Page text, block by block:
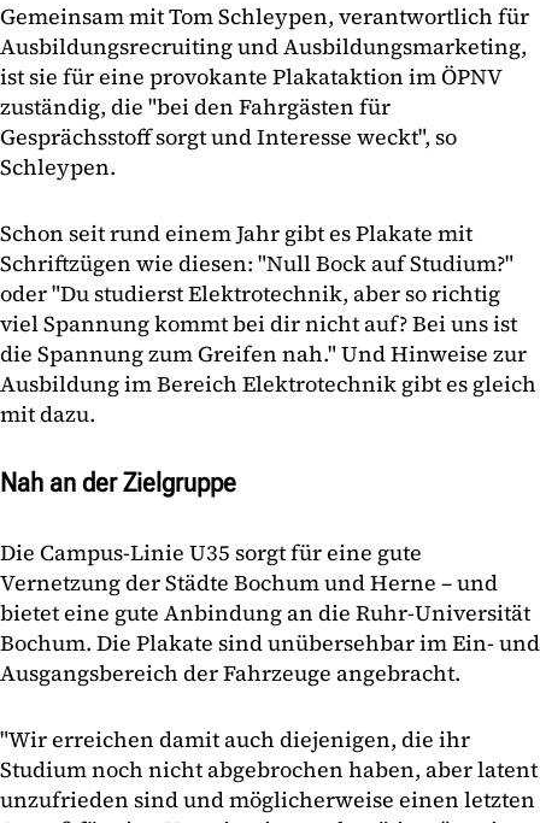
Gemeinsam mit Tom Schleypen, verantwortlich für
Ausbildungsrecruiting und Ausbildungsmarketing,
ist sie für eine provokante Plakataktion im ÖPNV
zuständig, die "bei den Fahrgästen für
Gesprächsstoff sorgt und Interesse weckt", so
Schleypen.
Schon seit rund einem Jahr gibt es Plakate mit
Schriftzügen wie diesen: "Null Bock auf Studium?"
oder "Du studierst Elektrotechnik, aber so richtig
viel Spannung kommt bei dir nicht auf? Bei uns ist
die Spannung zum Greifen nah." Und Hinweise zur
Ausbildung im Bereich Elektrotechnik gibt es gleich
mit dazu.
Nah an der Zielgruppe
Die Campus-Linie U35 sorgt für eine gute
Vernetzung der Städte Bochum und Herne – und
bietet eine gute Anbindung an die Ruhr-Universität
Bochum. Die Plakate sind unübersehbar im Ein- und
Ausgangsbereich der Fahrzeuge angebracht.
"Wir erreichen damit auch diejenigen, die ihr
Studium noch nicht abgebrochen haben, aber latent
unzufrieden sind und möglicherweise einen letzten